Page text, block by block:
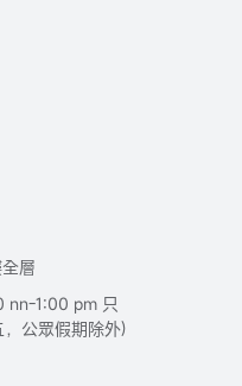
層
nn-1:00 pm 只
公眾假期除外)